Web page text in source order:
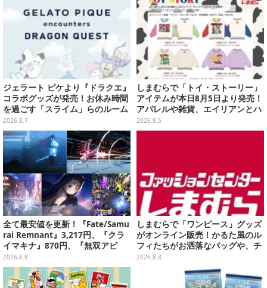
ジェラート ピケより『ドラクエ』
コラボグッズが発売！お休み時間
を過ごす「スライム」らのルーム
ウェア、雑貨など多数ラインナッ
プ
2026.8.7
しまむらで「トイ・ストーリー」
アイテムが本日8月5日より発売！
アパレルや雑貨、エイリアンとハ
ムのダイカットクッションなど盛
りだくさん
2026.8.5
全て最安値を更新！『Fate/Samu
rai Remnant』3,217円、『クラ
イマキナ』870円、『無双アビ
ス』1,188円、『星空鉄道とシロ
の旅』3,190円【eショップ・PS S
toreのお薦めセール】
2026.8.8
しまむらで「ワンピース」グッズ
がオンライン販売！かるた風のル
フィたちがお洒落なバッグや、チ
ョッパーが可愛いサンダルも
2026.8.8